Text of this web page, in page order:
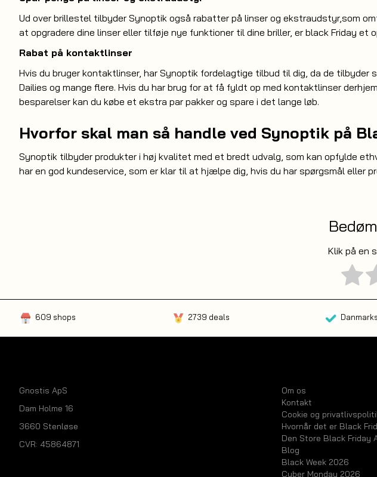
Ud over brillestel tilbyder Synoptik også rabatter på linser og ekstraudstyr,som
at opgradere dine linser eller tilføje nye funktioner til dine briller, er black Friday et
Rabat på kontaktlinser
Hvis du bruger kontaktlinser, har Synoptik fordelagtige tilbud til dig, da de
Dailies og mange flere. Hvis du har brug for at få fyldt op med kontaktlinser
besparelser kan du købe et ekstra par pakker og spare i det lange løb.
Hvorfor skal man så handle ved Synoptik på
Synoptik tilbyder produkter i høj kvalitet med et bredt udvalg, som kan opfylde
har en god kundeservice, som er klar til at hjælpe dig, hvis du har spørgsmål eller
Klik på en
609 shops 2739 deals
Gnostis ApS
Dam Holme 16
3660 Stenløse
CVR: 45864871
Om os
Kontakt
Cookie og
Hvornår det er Black
Den Store Black Friday
Blog
Black Week 2026
Cyber Monday 2026